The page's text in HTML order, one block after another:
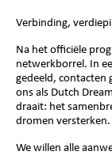
Verbinding,
Na het officiële
netwerkborrel. In
gedeeld, contacten
ons als Dutch
draait: het
dromen versterken.
We willen alle